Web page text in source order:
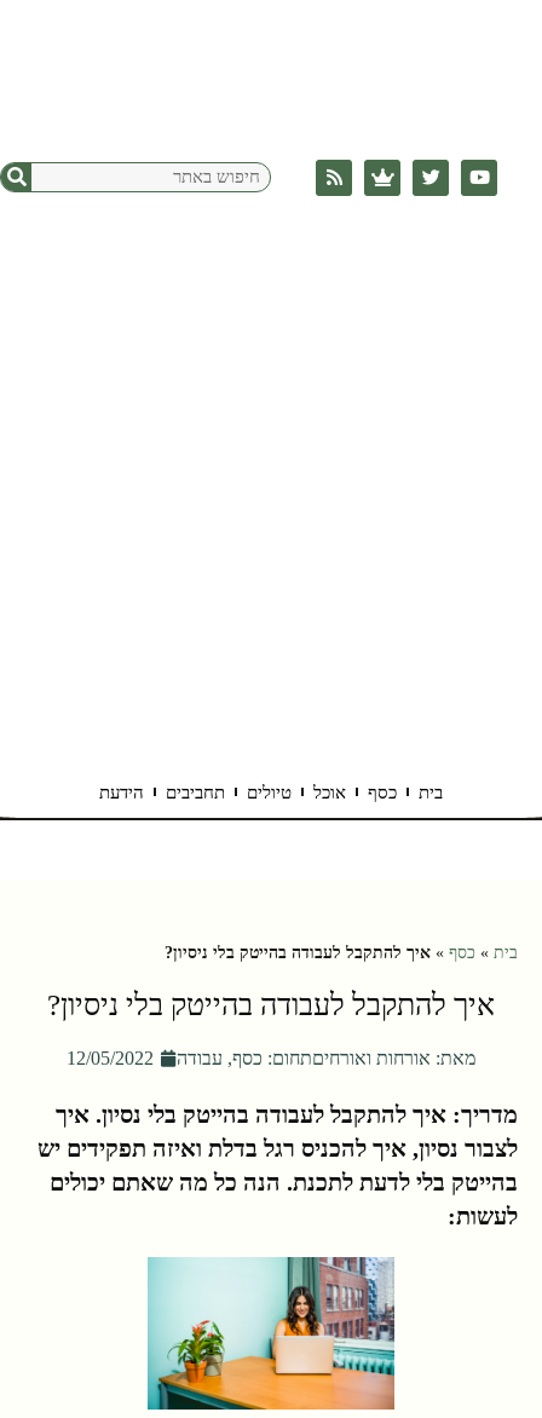
בית כסף אוכל טיולים תחביבים הידעת
בית » כסף » איך להתקבל לעבודה בהייטק בלי ניסיון?
איך להתקבל לעבודה בהייטק בלי ניסיון?
מאת: אורחות ואורחיםתחום: כסף, עבודה 12/05/2022
מדריך: איך להתקבל לעבודה בהייטק בלי נסיון. איך
לצבור נסיון, איך להכניס רגל בדלת ואיזה תפקידים יש
בהייטק בלי לדעת לתכנת. הנה כל מה שאתם יכולים
לעשות: